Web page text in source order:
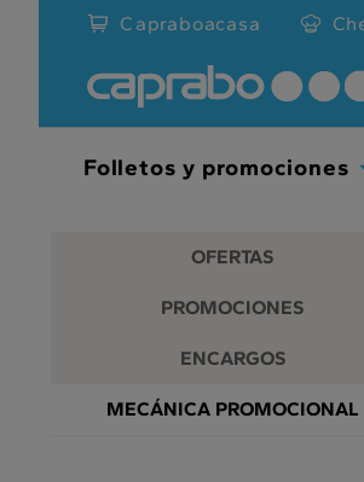
Promociones
descuentos
supermercados
Capraboacasa
Folletos y promociones
OFERTAS
PROMOCIONES
ENCARGOS
MECÁNICA PROMOCIONAL